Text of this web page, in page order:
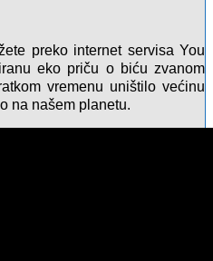
preko internet servisa You
eko priču o biću zvanom
vremenu uništilo većinu
na našem planetu.